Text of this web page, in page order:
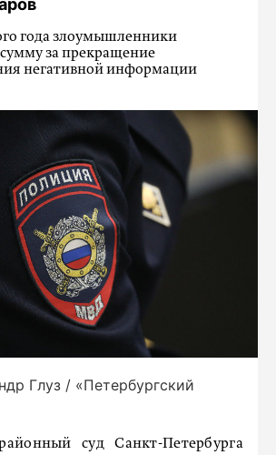
года злоумышленники
сумму за прекращение
негативной информации
Глуз / «Петербургский
суд Санкт-Петербурга